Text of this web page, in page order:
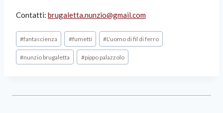
Contatti: brugaletta.nunzio@gmail.com
#fantascienza #fumetti #L'uomo di fil di ferro
#nunzio brugaletta #pippo palazzolo